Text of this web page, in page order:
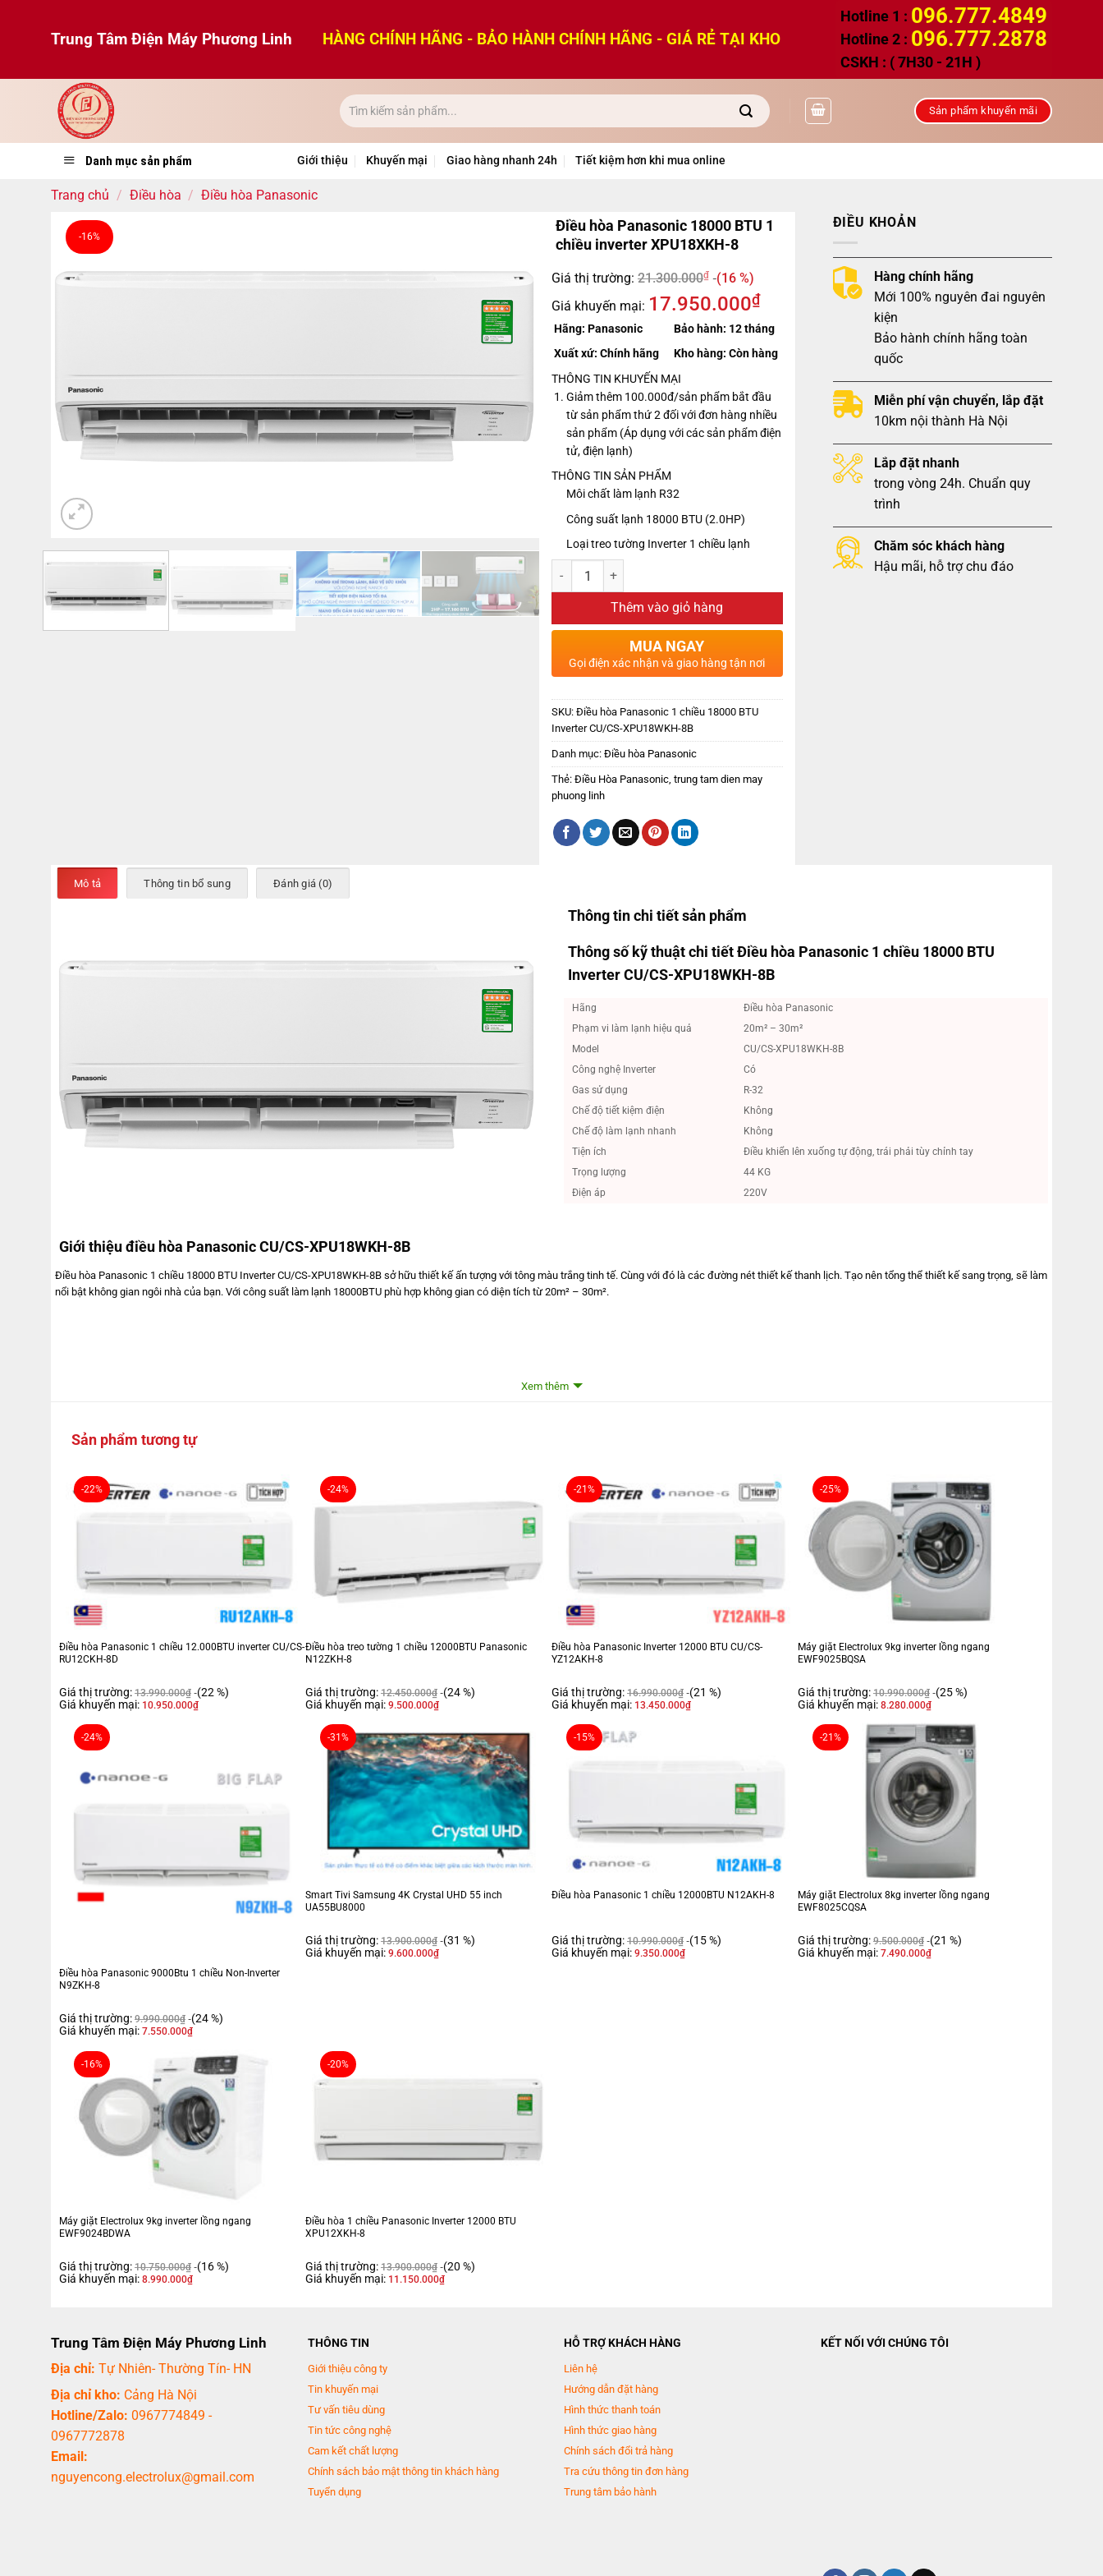
Trung Tâm Điện Máy Phương Linh HÀNG CHÍNH HÃNG - BẢO HÀNH CHÍNH HÃNG - GIÁ RẺ TẠI KHO
Hotline 1 : 096.777.4849
Hotline 2 : 096.777.2878
CSKH : ( 7H30 - 21H )
Sản phẩm khuyến mãi
Danh mục sản phẩm Giới thiệu Khuyến mại Giao hàng nhanh 24h Tiết kiệm hơn khi mua online
Trang chủ / Điều hòa / Điều hòa Panasonic
-16%
Điều hòa Panasonic 18000 BTU 1
chiều inverter XPU18XKH-8
Giá thị trường: 21.300.000₫
(16 %)
Giá khuyến mại: 17.950.000₫
Hãng: Panasonic
Xuất xứ: Chính hãng
Bảo hành: 12 tháng
Kho hàng: Còn hàng
THÔNG TIN KHUYẾN MẠI
Giảm thêm 100.000đ/sản phẩm bắt đầu
từ sản phẩm thứ 2 đối với đơn hàng nhiều
sản phẩm (Áp dụng với các sản phẩm điện
tử, điện lạnh)
THÔNG TIN SẢN PHẨM
Môi chất làm lạnh R32
Công suất lạnh 18000 BTU (2.0HP)
Loại treo tường Inverter 1 chiều lạnh
Thêm vào giỏ hàng
MUA NGAY
Gọi điện xác nhận và giao hàng tận nơi
SKU: Điều hòa Panasonic 1 chiều 18000 BTU
Inverter CU/CS-XPU18WKH-8B
Danh mục: Điều hòa Panasonic
Thẻ: Điều Hòa Panasonic trung tam dien may
phuong linh
ĐIỀU KHOẢN
Hàng chính hãng
Mới 100% nguyên đai nguyên
kiện
Bảo hành chính hãng toàn
quốc
Miễn phí vận chuyển, lắp đặt
10km nội thành Hà Nội
Lắp đặt nhanh
trong vòng 24h. Chuẩn quy
trình
Chăm sóc khách hàng
Hậu mãi, hỗ trợ chu đáo
Mô tả Thông tin bổ sung Đánh giá (0)
Thông tin chi tiết sản phẩm
Thông số kỹ thuật chi tiết Điều hòa Panasonic 1 chiều 18000 BTU
Inverter CU/CS-XPU18WKH-8B
Hãng
Điều hòa Panasonic
Phạm vi làm lạnh hiệu quả
20m² – 30m²
Model
CU/CS-XPU18WKH-8B
Công nghệ Inverter
Có
Gas sử dụng
R-32
Chế độ tiết kiệm điện
Không
Chế độ làm lạnh nhanh
Không
Tiện ích
Điều khiển lên xuống tự động, trái phải tùy chỉnh tay
Trọng lượng
44 KG
Điện áp
220V
Giới thiệu điều hòa Panasonic CU/CS-XPU18WKH-8B
Điều hòa Panasonic 1 chiều 18000 BTU Inverter CU/CS-XPU18WKH-8B sở hữu thiết kế ấn tượng với tông màu trắng tinh tế. Cùng với đó là các đường nét thiết kế thanh lịch. Tạo nên tổng thể thiết kế sang trọng, sẽ làm
nổi bật không gian ngôi nhà của bạn. Với công suất làm lạnh 18000BTU phù hợp không gian có diện tích từ 20m² – 30m².
Trang bị công nghệ Inverter hiện đại
thông thường.
Xem thêm
Sản phẩm tương tự
-22%
Điều hòa Panasonic 1 chiều 12.000BTU inverter CU/CS-
RU12CKH-8D
Giá thị trường: 13.990.000₫ (22 %)
Giá khuyến mại: 10.950.000₫
-24%
Điều hòa treo tường 1 chiều 12000BTU Panasonic
N12ZKH-8
Giá thị trường: 12.450.000₫ (24 %)
Giá khuyến mại: 9.500.000₫
-21%
Điều hòa Panasonic Inverter 12000 BTU CU/CS-
YZ12AKH-8
Giá thị trường: 16.990.000₫ (21 %)
Giá khuyến mại: 13.450.000₫
-25%
Máy giặt Electrolux 9kg inverter lồng ngang
EWF9025BQSA
Giá thị trường: 10.990.000₫ (25 %)
Giá khuyến mại: 8.280.000₫
-24%
Điều hòa Panasonic 9000Btu 1 chiều Non-Inverter
N9ZKH-8
Giá thị trường: 9.990.000₫ (24 %)
Giá khuyến mại: 7.550.000₫
-31%
Smart Tivi Samsung 4K Crystal UHD 55 inch
UA55BU8000
Giá thị trường: 13.900.000₫ (31 %)
Giá khuyến mại: 9.600.000₫
-15%
Điều hòa Panasonic 1 chiều 12000BTU N12AKH-8
Giá thị trường: 10.990.000₫ (15 %)
Giá khuyến mại: 9.350.000₫
-21%
Máy giặt Electrolux 8kg inverter lồng ngang
EWF8025CQSA
Giá thị trường: 9.500.000₫ (21 %)
Giá khuyến mại: 7.490.000₫
-16%
Máy giặt Electrolux 9kg inverter lồng ngang
EWF9024BDWA
Giá thị trường: 10.750.000₫ (16 %)
Giá khuyến mại: 8.990.000₫
-20%
Điều hòa 1 chiều Panasonic Inverter 12000 BTU
XPU12XKH-8
Giá thị trường: 13.900.000₫ (20 %)
Giá khuyến mại: 11.150.000₫
Trung Tâm Điện Máy Phương Linh
Địa chỉ: Tự Nhiên- Thường Tín- HN
Địa chỉ kho: Cảng Hà Nội
Hotline/Zalo: 0967774849 -
0967772878
Email:
nguyencong.electrolux@gmail.com
THÔNG TIN
Giới thiệu công ty
Tin khuyến mại
Tư vấn tiêu dùng
Tin tức công nghệ
Cam kết chất lượng
Chính sách bảo mật thông tin khách hàng
Tuyển dụng
HỖ TRỢ KHÁCH HÀNG
Liên hệ
Hướng dẫn đặt hàng
Hình thức thanh toán
Hình thức giao hàng
Chính sách đổi trả hàng
Tra cứu thông tin đơn hàng
Trung tâm bảo hành
KẾT NỐI VỚI CHÚNG TÔI